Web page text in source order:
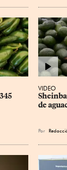
VIDEO
de
Por